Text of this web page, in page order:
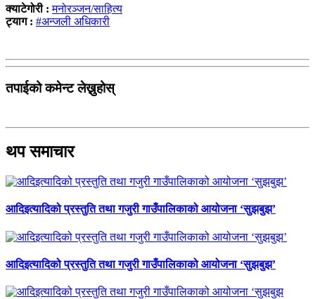
क्याटेगोरी :मनोरञ्जन/साहित्य
ट्याग : #अन्जली अधिकारी
तपाईको कमेन्ट लेख्नुहोस्
थप समाचार
आदिइत्यादिको प्रस्तुति तथा गजुरी गाउँपालिकाको आयोजना ‘सुझबुझ’
आदिइत्यादिको प्रस्तुति तथा गजुरी गाउँपालिकाको आयोजना ‘सुझबुझ’